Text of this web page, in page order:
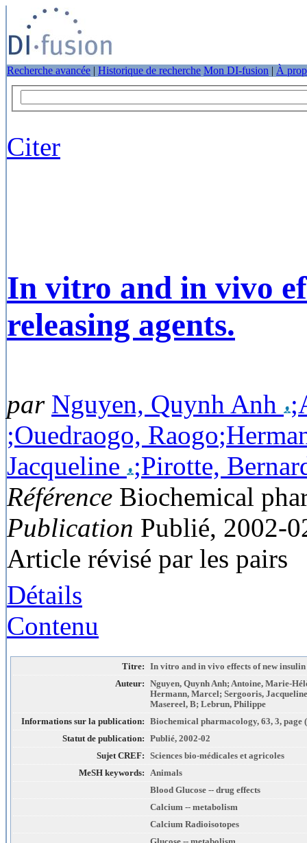
Recherche avancée | Historique de recherche Mon DI-fusion | À
Citer
In vitro and in vivo
releasing agents.
par Nguyen, Quynh Anh
;Ouedraogo, Raogo
Jacqueline ;Pirotte,
Référence Biochemical
Publication Publié, 2002-
Article révisé par les pairs
Détails
Contenu
Titre:
In vitro and in vivo effects of new insulin
Auteur:
Nguyen, Quynh Anh; Antoine, Marie-
Hermann, Marcel; Sergooris,
Masereel, B; Lebrun, Philippe
Informations sur la publication:
Biochemical pharmacology, 63, 3, page
Statut de publication:
Publié, 2002-02
Sujet CREF:
Sciences bio-médicales et agricoles
MeSH keywords:
Animals
Blood Glucose -- drug effects
Calcium -- metabolism
Calcium Radioisotopes